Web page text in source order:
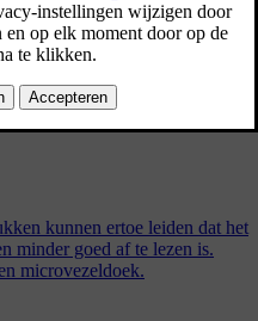
kunnen ertoe leiden dat het
minder goed af te lezen is.
microvezeldoek.